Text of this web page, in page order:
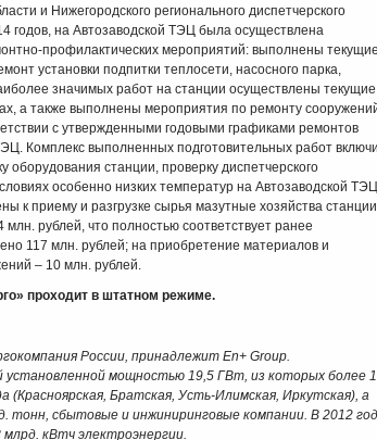
и Нижегородского регионального диспетчерского
годов, на Автозаводской ТЭЦ была осуществлена
профилактических мероприятий: выполнены текущие
установки подпитки теплосети, насосного парка,
значимых работ на станции осуществлены текущие
а также выполнены мероприятия по ремонту
с утвержденными годовыми графиками ремонтов
Комплекс выполненных подготовительных работ
оборудования станции, проверку диспетчерского
особенно низких температур на Автозаводской ТЭЦ
к приему и разгрузке сырья мазутные хозяйства
рублей, что полностью соответствует ранее
117 млн. рублей; на приобретение материалов и
– 10 млн. рублей.
проходит в штатном режиме.
России, принадлежит En+ Group.
мощностью 19,5 ГВт, из которых более
Братская, Усть-Илимская, Иркутская), а
тонн, сбытовые и инжиниринговые компании. В 2012
кВтч электроэнергии.